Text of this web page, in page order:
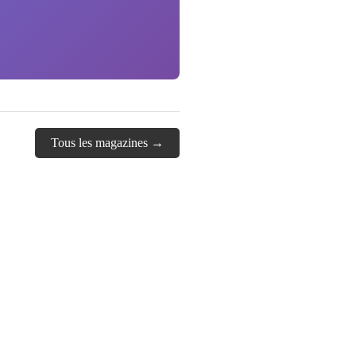
Tous les magazines →